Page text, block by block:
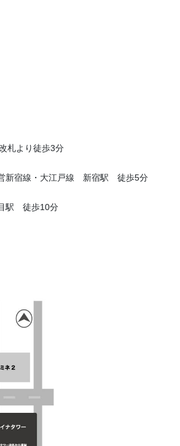
札より徒歩3分
新宿線・大江戸線 新宿駅 徒歩5分
駅 徒歩10分